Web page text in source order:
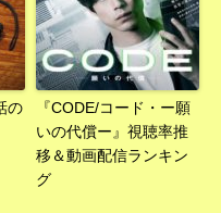
の
『CODE/コード・ー願
いの代償ー』視聴率推
移＆動画配信ランキン
グ